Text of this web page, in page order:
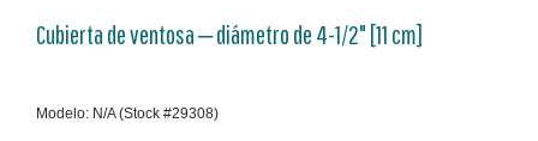
Cubierta de ventosa ‒ diámetro de 4-1/2" [11 cm]
Modelo: N/A (Stock #29308)